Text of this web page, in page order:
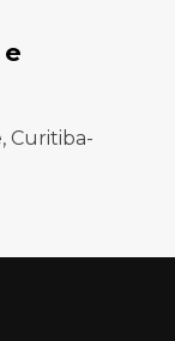
Curitiba-